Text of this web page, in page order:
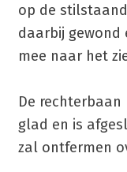
op de
daarbij
mee naar het
De
glad en is
zal ontfermen